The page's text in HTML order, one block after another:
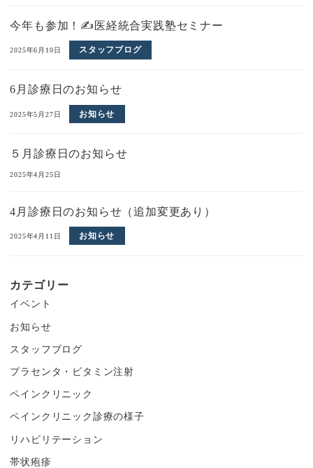
今年も参加！✍医経統合実践塾セミナー
2025年6月10日 スタッフブログ
6月診療日のお知らせ
2025年5月27日 お知らせ
５月診療日のお知らせ
2025年4月25日
4月診療日のお知らせ（追加変更あり）
2025年4月11日 お知らせ
カテゴリー
イベント
お知らせ
スタッフブログ
プラセンタ・ビタミン注射
ペインクリニック
ペインクリニック診療の様子
リハビリテーション
帯状疱疹